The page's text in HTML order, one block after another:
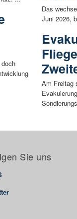
Das
Juni 2026,
Am Freitag
Sie uns